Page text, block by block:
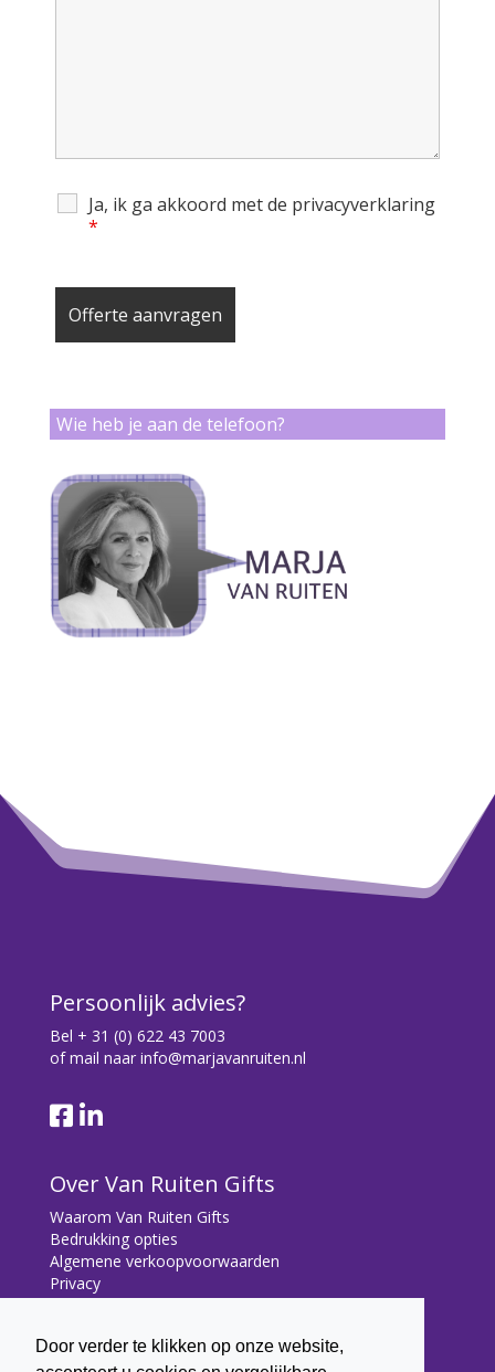
Door verder te klikken op onze website,
Ja, ik ga akkoord met de privacyverklaring
*
Wie heb je aan de telefoon?
Persoonlijk advies?
Bel + 31 (0) 622 43 7003
of mail naar info@marjavanruiten.nl
Over Van Ruiten Gifts
Waarom Van Ruiten Gifts
Bedrukking opties
Algemene verkoopvoorwaarden
Privacy
Contact
Contact